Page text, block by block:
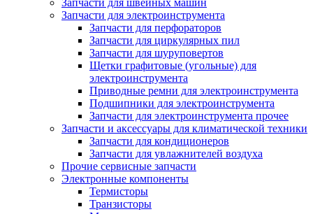
Запчасти для швейных машин
Запчасти для электроинструмента
Запчасти для перфораторов
Запчасти для циркулярных пил
Запчасти для шуруповертов
Щетки графитовые (угольные) для
электроинструмента
Приводные ремни для электроинструмента
Подшипники для электроинструмента
Запчасти для электроинструмента прочее
Запчасти и аксессуары для климатической техники
Запчасти для кондиционеров
Запчасти для увлажнителей воздуха
Прочие сервисные запчасти
Электронные компоненты
Термисторы
Транзисторы